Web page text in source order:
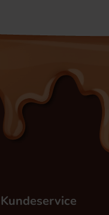
Kundeservice